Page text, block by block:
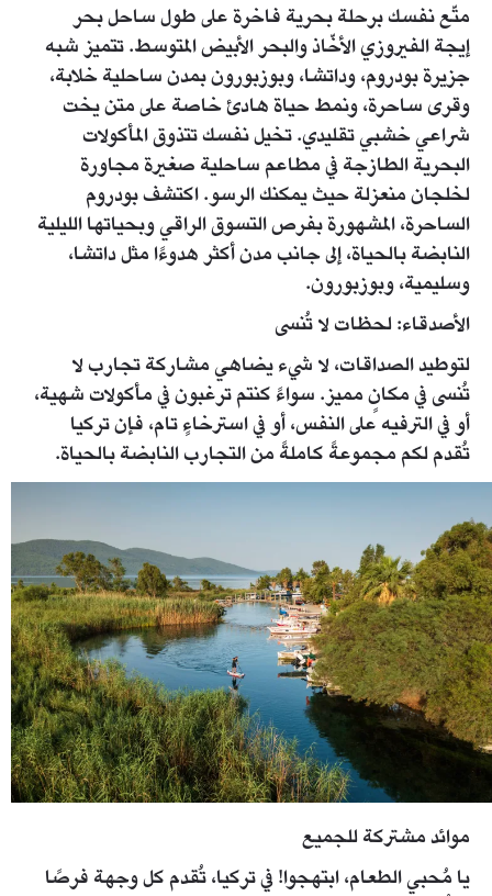
متّع نفسك برحلة بحرية فاخرة على طول ساحل بحر
إيجة الفيروزي الأخّاذ والبحر الأبيض المتوسط. تتميز شبه
جزيرة بودروم، وداتشا، وبوزبورون بمدن ساحلية خلابة،
وقرى ساحرة، ونمط حياة هادئ خاصة على متن يخت
شراعي خشبي تقليدي. تخيل نفسك تتذوق المأكولات
البحرية الطازجة في مطاعم ساحلية صغيرة مجاورة
لخلجان منعزلة حيث يمكنك الرسو. اكتشف بودروم
الساحرة، المشهورة بفرص التسوق الراقي وبحياتها الليلية
النابضة بالحياة، إلى جانب مدن أكثر هدوءًا مثل داتشا،
وسليمية، وبوزبورون.
الأصدقاء: لحظات لا تُنسى
لتوطيد الصداقات، لا شيء يضاهي مشاركة تجارب لا
تُنسى في مكانٍ مميز. سواءً كنتم ترغبون في مأكولات شهية،
أو في الترفيه على النفس، أو في استرخاءٍ تام، فإن تركيا
تُقدم لكم مجموعةً كاملةً من التجارب النابضة بالحياة.
mugla_datca_-azmak_kano-1752143371.webp
موائد مشتركة للجميع
يا مُحبي الطعام، ابتهجوا! في تركيا، تُقدم كل وجهة فرصًا